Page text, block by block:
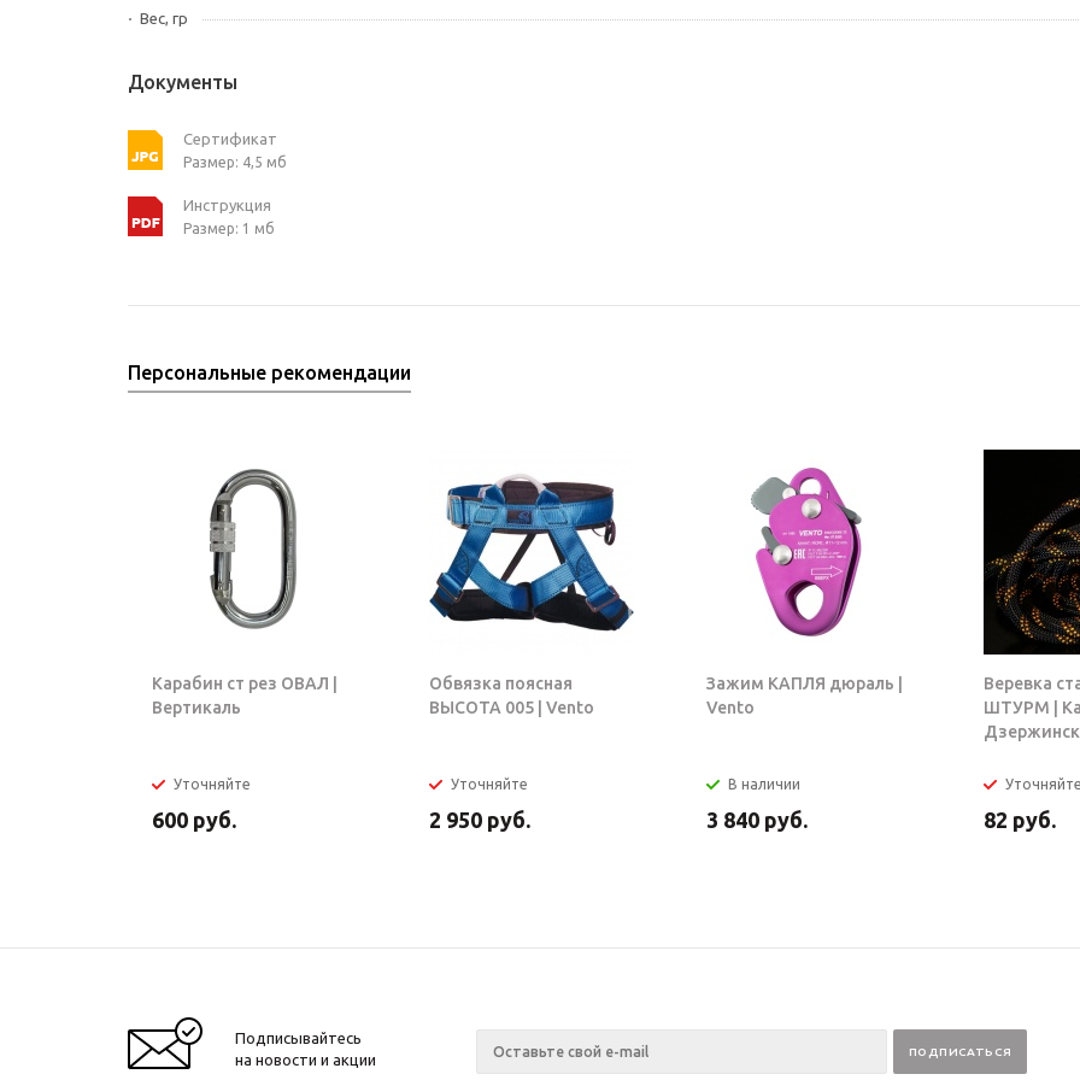
Вес, гр
Документы
Сертификат
Размер: 4,5 мб
Инструкция
Размер: 1 мб
Персональные рекомендации
Карабин ст рез ОВАЛ |
Вертикаль
Уточняйте
600 руб.
Обвязка поясная
ВЫСОТА 005 | Vento
Уточняйте
2 950 руб.
Зажим КАПЛЯ дюраль |
Vento
В наличии
3 840 руб.
Веревка
ШТУРМ |
Дзержинск
82 руб.
Подписывайтесь
на новости и акции